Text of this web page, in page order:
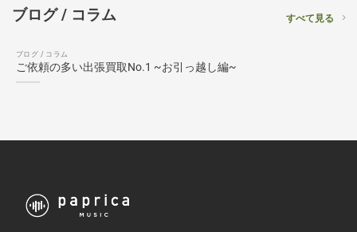
ブログ / コラム すべて見る
ブログ / コラム
ご依頼の多い出張買取No.1 ~お引っ越し編~